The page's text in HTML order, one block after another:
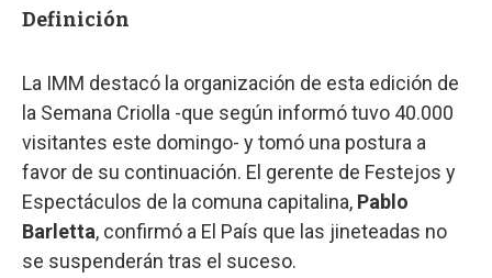
Definición
La IMM destacó la organización de esta edición de
la Semana Criolla -que según informó tuvo 40.000
visitantes este domingo- y tomó una postura a
favor de su continuación. El gerente de Festejos y
Espectáculos de la comuna capitalina, Pablo
Barletta, confirmó a El País que las jineteadas no
se suspenderán tras el suceso.